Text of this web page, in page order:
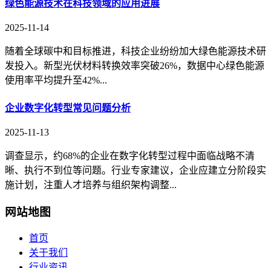
绿色能源技术在科技领域的应用进展
2025-11-14
随着全球碳中和目标推进，科技企业纷纷加大绿色能源技术研
发投入。新型光伏材料转换效率突破26%，数据中心绿色能源
使用率平均提升至42%...
企业数字化转型常见问题分析
2025-11-13
调查显示，约68%的企业在数字化转型过程中面临战略不清
晰、执行不到位等问题。行业专家建议，企业应建立分阶段实
施计划，注重人才培养与组织架构调整...
网站地图
首页
关于我们